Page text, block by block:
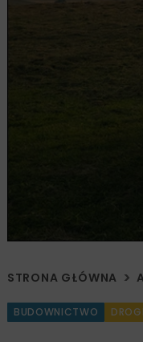
STRONA GŁÓWNA
BUDOWNICTWO DROGI